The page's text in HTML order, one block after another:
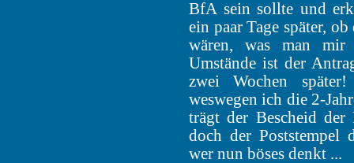
BfA sein sollte und
ein paar Tage später,
wären, was man mir
Umstände ist der
zwei Wochen
weswegen ich die 2-
trägt der Bescheid der
doch der Poststempel
wer nun böses denkt ...